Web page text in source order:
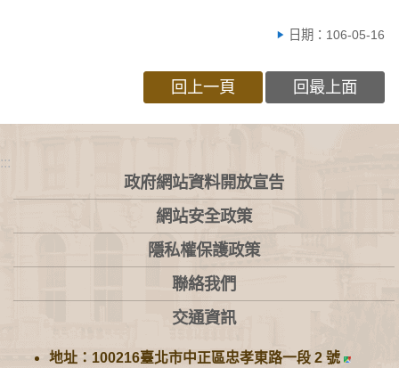
日期：106-05-16
回上一頁 回最上面
:::
政府網站資料開放宣告
網站安全政策
隱私權保護政策
聯絡我們
交通資訊
地址：100216臺北市中正區忠孝東路一段 2 號